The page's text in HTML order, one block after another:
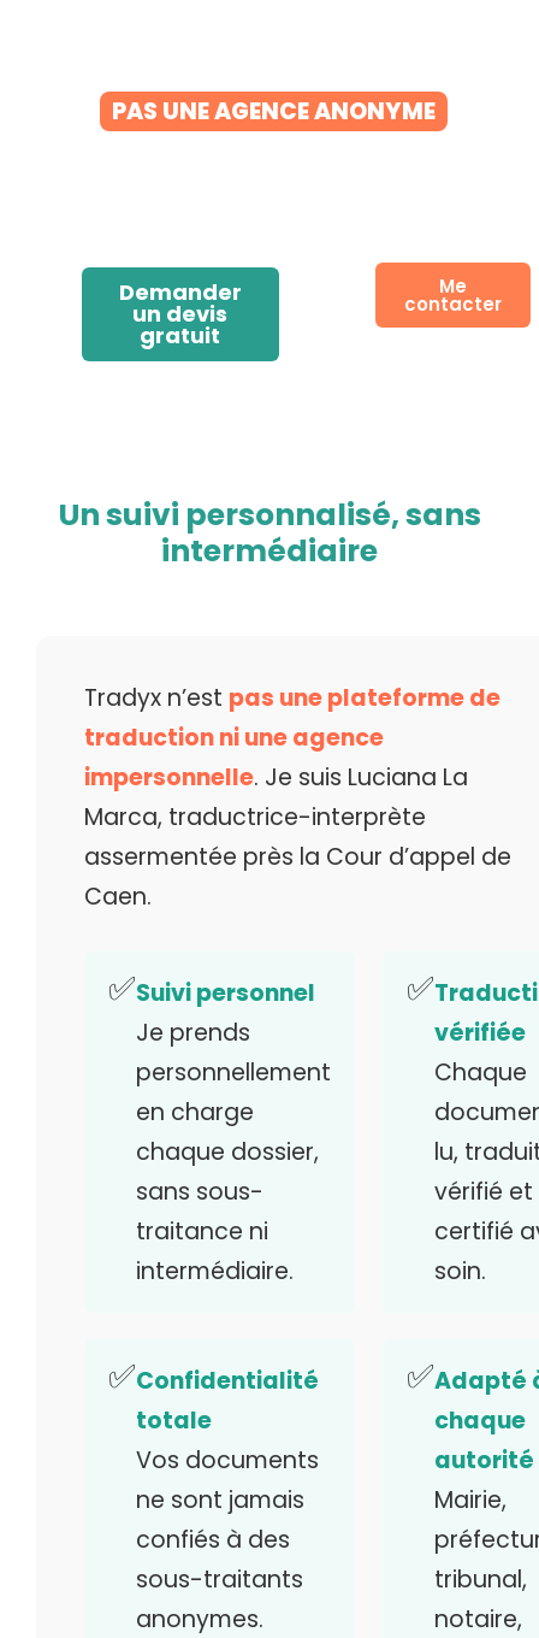
PAS UNE AGENCE ANONYME
Demander
un devis
gratuit
Me
contacter
Un suivi personnalisé, sans
intermédiaire
Tradyx n’est pas une plateforme de
traduction ni une agence
impersonnelle. Je suis Luciana La
Marca, traductrice-interprète
assermentée près la Cour d’appel de
Caen.
✅Suivi personnel
Je prends
personnellement
en charge
chaque dossier,
sans sous-
traitance ni
intermédiaire.
✅
vérifiée
Chaque
lu,
vérifié et
certifié
soin.
✅Confidentialité
totale
Vos documents
ne sont jamais
confiés à des
sous-traitants
anonymes.
✅Adapté
chaque
autorité
Mairie,
tribunal,
notaire,